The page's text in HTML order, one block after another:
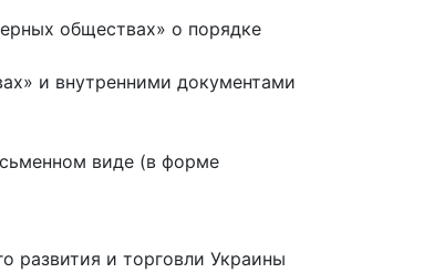
обществах» о порядке
и внутренними документами
виде (в форме
развития и торговли Украины